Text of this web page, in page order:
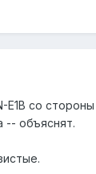
E1B со
-- объяснят.